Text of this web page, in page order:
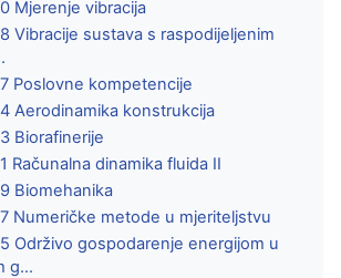
Mjerenje vibracija
Vibracije sustava s raspodijeljenim
Poslovne kompetencije
Aerodinamika konstrukcija
Biorafinerije
Računalna dinamika fluida II
Biomehanika
Numeričke metode u mjeriteljstvu
Održivo gospodarenje energijom u
g...